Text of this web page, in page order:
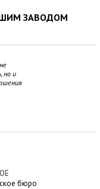
ЗАВОДОМ
но и
бюро